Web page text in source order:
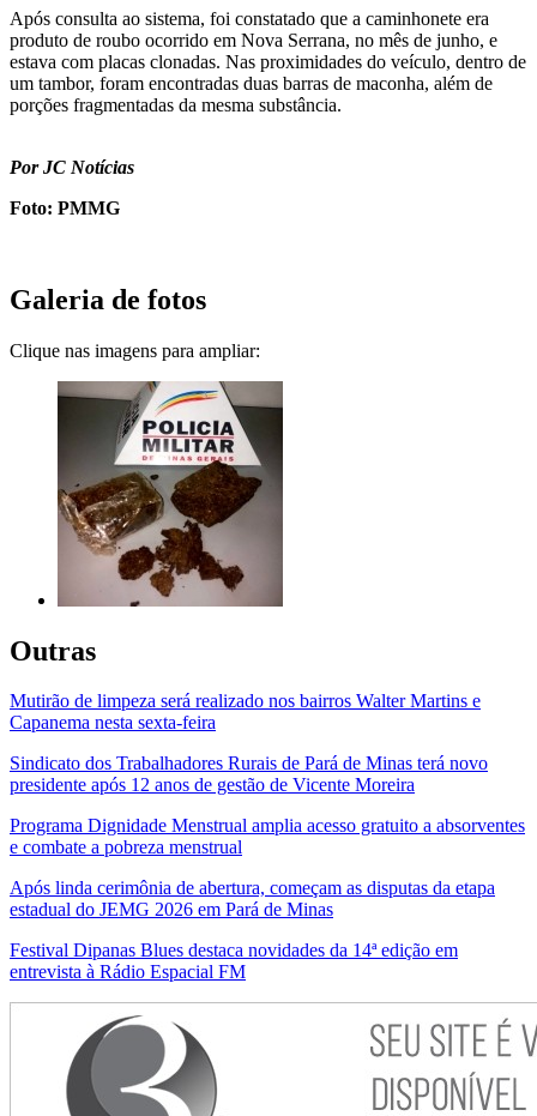
Após consulta ao sistema, foi constatado que a caminhonete era
produto de roubo ocorrido em Nova Serrana, no mês de junho, e
estava com placas clonadas. Nas proximidades do veículo, dentro de
um tambor, foram encontradas duas barras de maconha, além de
porções fragmentadas da mesma substância.
Por JC Notícias
Foto: PMMG
Galeria de fotos
Clique nas imagens para ampliar:
Outras
Mutirão de limpeza será realizado nos bairros Walter Martins e
Capanema nesta sexta-feira
Sindicato dos Trabalhadores Rurais de Pará de Minas terá novo
presidente após 12 anos de gestão de Vicente Moreira
Programa Dignidade Menstrual amplia acesso gratuito a absorventes
e combate a pobreza menstrual
Após linda cerimônia de abertura, começam as disputas da etapa
estadual do JEMG 2026 em Pará de Minas
Festival Dipanas Blues destaca novidades da 14ª edição em
entrevista à Rádio Espacial FM